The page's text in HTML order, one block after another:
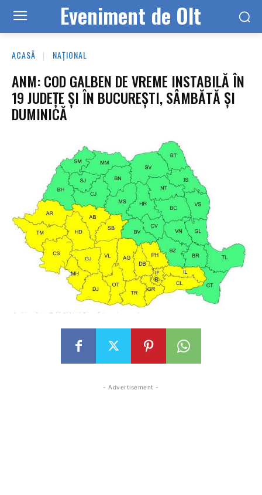
Eveniment de Olt
ACASĂ NAȚIONAL
ANM: COD GALBEN DE VREME INSTABILĂ ÎN
19 JUDEȚE ȘI ÎN BUCUREȘTI, SÂMBĂTĂ ȘI
DUMINICĂ
- Advertisement -